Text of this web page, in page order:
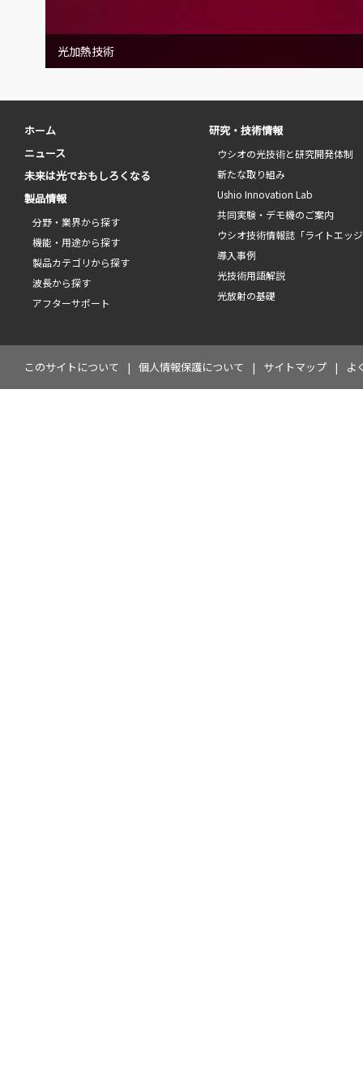
光加熱技術
ホーム
ニュース
未来は光でおもしろくなる
製品情報
分野・業界から探す
機能・用途から探す
製品カテゴリから探す
波長から探す
アフターサポート
研究・技術情報
ウシオの光技術と研究開発体制
新たな取り組み
Ushio Innovation Lab
共同実験・デモ機のご案内
ウシオ技術情報誌「ライトエッ
導入事例
光技術用語解説
光放射の基礎
このサイトについて 個人情報保護について サイトマップ よ